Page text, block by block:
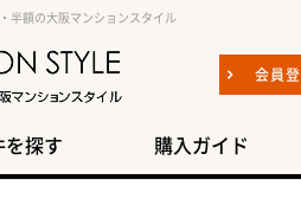
半額の大阪マンションスタイル
会員
を探す 購入ガイド